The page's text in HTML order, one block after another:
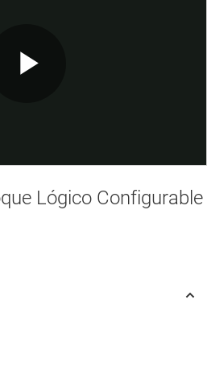
Video
Lógico Configurable